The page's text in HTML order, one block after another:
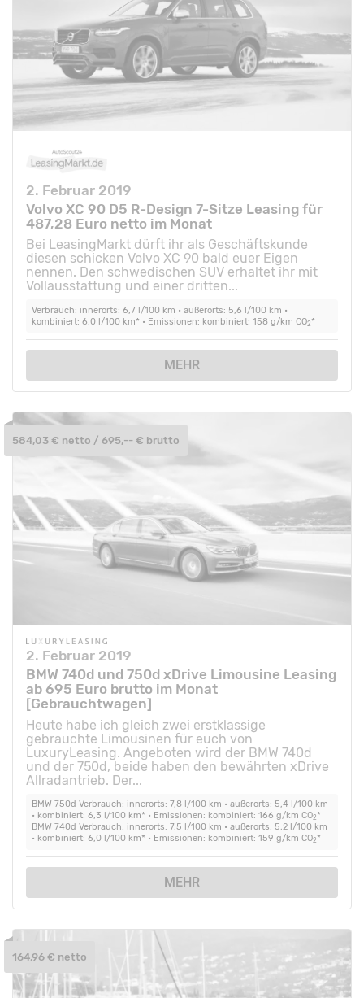
2. Februar 2019
Volvo XC 90 D5 R-Design 7-Sitze Leasing für
487,28 Euro netto im Monat
Bei LeasingMarkt dürft ihr als Geschäftskunde
diesen schicken Volvo XC 90 bald euer Eigen
nennen. Den schwedischen SUV erhaltet ihr mit
Vollausstattung und einer dritten...
Verbrauch: innerorts: 6,7 l/100 km • außerorts: 5,6 l/100 km •
kombiniert: 6,0 l/100 km* • Emissionen: kombiniert: 158 g/km CO2*
MEHR
2. Februar 2019
BMW 740d und 750d xDrive Limousine Leasing
ab 695 Euro brutto im Monat
[Gebrauchtwagen]
Heute habe ich gleich zwei erstklassige
gebrauchte Limousinen für euch von
LuxuryLeasing. Angeboten wird der BMW 740d
und der 750d, beide haben den bewährten xDrive
Allradantrieb. Der...
BMW 750d Verbrauch: innerorts: 7,8 l/100 km • außerorts: 5,4 l/100 km
• kombiniert: 6,3 l/100 km* • Emissionen: kombiniert: 166 g/km CO2*
BMW 740d Verbrauch: innerorts: 7,5 l/100 km • außerorts: 5,2 l/100 km
• kombiniert: 6,0 l/100 km* • Emissionen: kombiniert: 159 g/km CO2*
MEHR
584,03 € netto / 695,-- € brutto
164,96 € netto